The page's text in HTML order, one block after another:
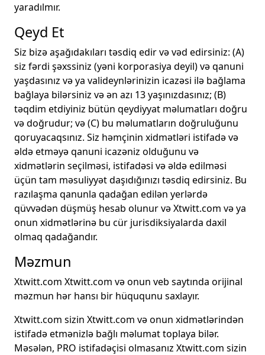
yaradılmır.
Qeyd Et
Siz bizə aşağıdakıları təsdiq edir və vəd edirsiniz: (A)
siz fərdi şəxssiniz (yəni korporasiya deyil) və qanuni
yaşdasınız və ya valideynlərinizin icazəsi ilə bağlama
bağlaya bilərsiniz və ən azı 13 yaşınızdasınız; (B)
təqdim etdiyiniz bütün qeydiyyat məlumatları doğru
və doğrudur; və (C) bu məlumatların doğruluğunu
qoruyacaqsınız. Siz həmçinin xidmətləri istifadə və
əldə etməyə qanuni icazəniz olduğunu və
xidmətlərin seçilməsi, istifadəsi və əldə edilməsi
üçün tam məsuliyyət daşıdığınızı təsdiq edirsiniz. Bu
razılaşma qanunla qadağan edilən yerlərdə
qüvvədən düşmüş hesab olunur və Xtwitt.com və ya
onun xidmətlərinə bu cür jurisdiksiyalarda daxil
olmaq qadağandır.
Məzmun
Xtwitt.com Xtwitt.com və onun veb saytında orijinal
məzmun hər hansı bir hüququnu saxlayır.
Xtwitt.com sizin Xtwitt.com və onun xidmətlərindən
istifadə etmənizlə bağlı məlumat toplaya bilər.
Məsələn, PRO istifadəçisi olmasanız Xtwitt.com sizin